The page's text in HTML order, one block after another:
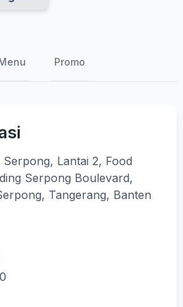
Promo
Lantai 2, Food
Serpong Boulevard,
Tangerang, Banten